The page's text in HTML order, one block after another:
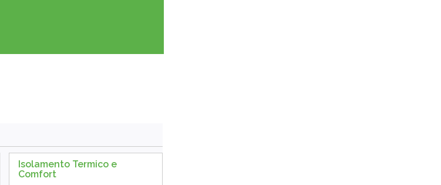
Isolamento Termico e
Comfort